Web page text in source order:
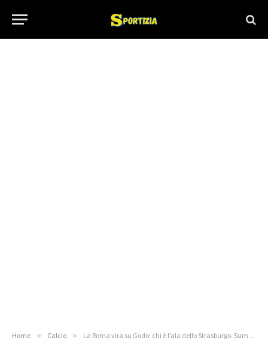
Home » Calcio » La Roma vira su Godo: chi è l’ala dello Strasburgo. Summerville costa troppo dopo il suo Mondiale